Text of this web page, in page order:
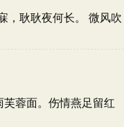
，耿耿夜何长。 微风吹
蓉面。伤情燕足留红